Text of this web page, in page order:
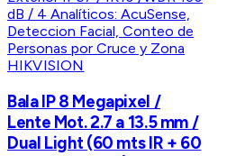
HIKVISION
Bala IP 8 Megapixel /
Lente Mot. 2.7 a 13.5 mm /
Dual Light (60 mts IR + 60